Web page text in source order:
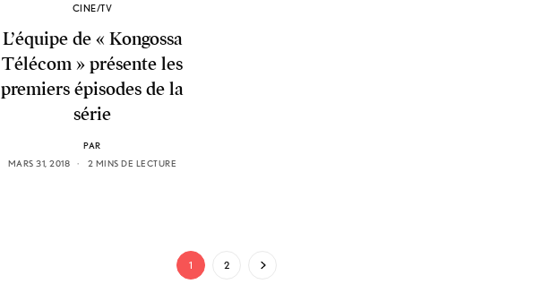
CINE/TV
L’équipe de « Kongossa
Télécom » présente les
premiers épisodes de la
série
PAR
MARS 31, 2018
2 MINS DE LECTURE
1 2